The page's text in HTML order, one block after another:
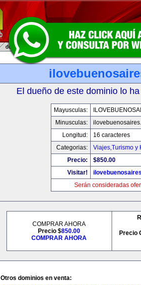
El dueño de este dominio lo
Mayusculas:
Minusculas:
Longitud:
16 caracteres
Categorias:
Viajes,Turismo y
Precio:
$850.00
Visitar!
Serán consideradas
COMPRAR AHORA
Precio $850.00
COMPRAR AHORA
Precio
Otros dominios en venta: